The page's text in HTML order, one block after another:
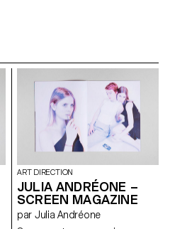
ART DIRECTION
JULIA ANDRÉONE –
SCREEN MAGAZINE
par Julia Andréone